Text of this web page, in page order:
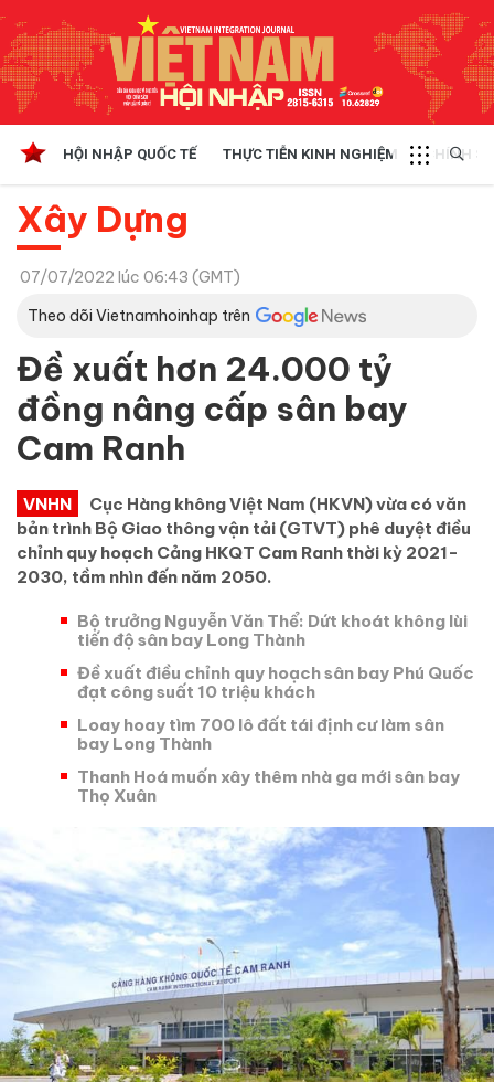
HỘI NHẬP QUỐC TẾ THỰC TIỄN KINH NGHIỆM CHÍNH
Xây Dựng
07/07/2022 lúc 06:43 (GMT)
Theo dõi Vietnamhoinhap trên
Đề xuất hơn 24.000 tỷ
đồng nâng cấp sân bay
Cam Ranh
VNHN
Cục Hàng không Việt Nam (HKVN) vừa có văn
bản trình Bộ Giao thông vận tải (GTVT) phê duyệt điều
chỉnh quy hoạch Cảng HKQT Cam Ranh thời kỳ 2021-
2030, tầm nhìn đến năm 2050.
Bộ trưởng Nguyễn Văn Thể: Dứt khoát không lùi
tiến độ sân bay Long Thành
Đề xuất điều chỉnh quy hoạch sân bay Phú Quốc
đạt công suất 10 triệu khách
Loay hoay tìm 700 lô đất tái định cư làm sân
bay Long Thành
Thanh Hoá muốn xây thêm nhà ga mới sân bay
Thọ Xuân